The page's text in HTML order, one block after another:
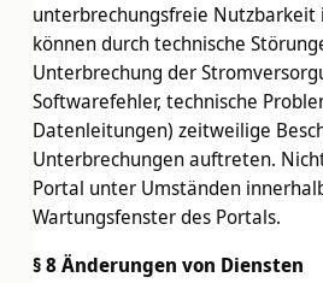
unterbrechungsfreie Nutzbarkeit
können durch technische
Unterbrechung der
Softwarefehler, technische
Datenleitungen) zeitweilige
Unterbrechungen auftreten.
Portal unter Umständen
Wartungsfenster des Portals.
§ 8 Änderungen von Diensten